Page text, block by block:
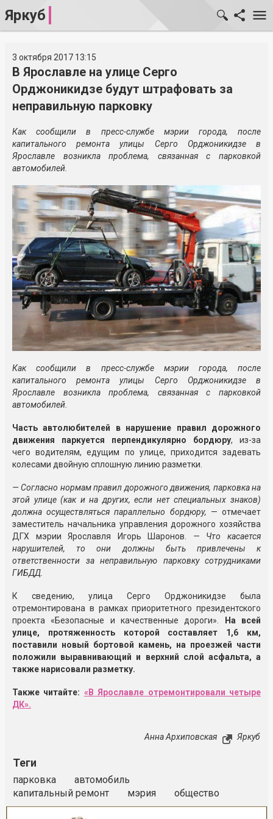
Яркуб
3 октября 2017 13:15
В Ярославле на улице Серго
Орджоникидзе будут штрафовать за
неправильную парковку
Как сообщили в пресс-службе мэрии города, после
капитального ремонта улицы Серго Орджоникидзе в
Ярославле возникла проблема, связанная с парковкой
автомобилей.
Как сообщили в пресс-службе мэрии города, после
капитального ремонта улицы Серго Орджоникидзе в
Ярославле возникла проблема, связанная с парковкой
автомобилей.
Часть автолюбителей в нарушение правил дорожного
движения паркуется перпендикулярно бордюру, из-за
чего водителям, едущим по улице, приходится задевать
колесами двойную сплошную линию разметки.
— Согласно нормам правил дорожного движения, парковка на
этой улице (как и на других, если нет специальных знаков)
должна осуществляться параллельно бордюру, — отмечает
заместитель начальника управления дорожного хозяйства
ДГХ мэрии Ярославля Игорь Шаронов. — Что касается
нарушителей, то они должны быть привлечены к
ответственности за неправильную парковку сотрудниками
ГИБДД.
К сведению, улица Серго Орджоникидзе была
отремонтирована в рамках приоритетного президентского
проекта «Безопасные и качественные дороги».
На всей
улице, протяженность которой составляет 1,6 км,
поставили новый бортовой камень, на проезжей части
положили выравнивающий и верхний слой асфальта, а
также нарисовали разметку.
Также читайте: «В Ярославле отремонтировали четыре
ДК».
Анна Архиповская Яркуб
Теги
парковка
автомобиль
капитальный ремонт
мэрия общество